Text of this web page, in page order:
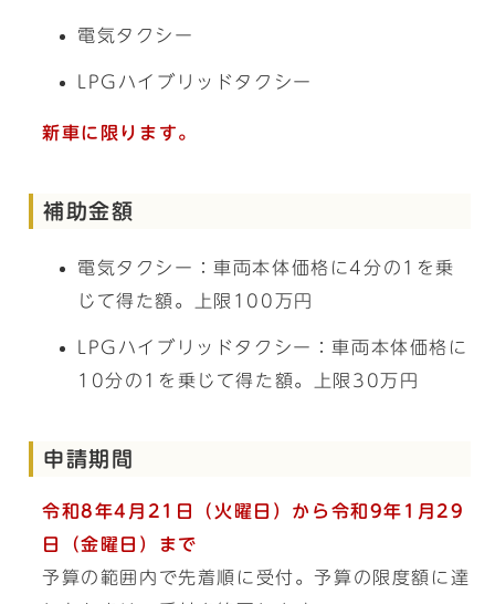
電気タクシー
LPGハイブリッドタクシー
新車に限ります。
補助金額
電気タクシー：車両本体価格に4分の1を乗
じて得た額。上限100万円
LPGハイブリッドタクシー：車両本体価格に
10分の1を乗じて得た額。上限30万円
申請期間
令和8年4月21日（火曜日）から令和9年1月29
日（金曜日）まで
予算の範囲内で先着順に受付。予算の限度額に達